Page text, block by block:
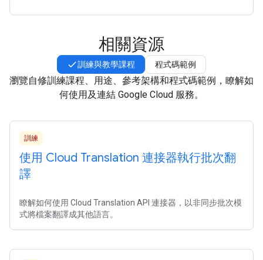
相關資源
訓練與教學課程 程式碼範例
瀏覽自修訓練課程、用途、參考架構和程式碼範例，瞭解如
何使用及連結 Google Cloud 服務。
訓練
使用 Cloud Translation 連接器執行批次翻
譯
瞭解如何使用 Cloud Translation API 連接器，以非同步批次模
式將檔案翻譯成其他語言。